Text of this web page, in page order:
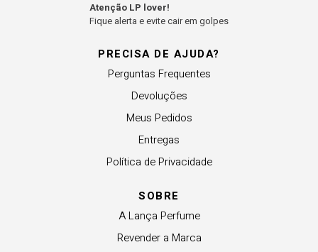
PRECISA DE AJUDA?
Perguntas Frequentes
Devoluções
Meus Pedidos
Entregas
Política de Privacidade
SOBRE
A Lança Perfume
Revender a Marca
Atenção LP lover!
Fique alerta e evite cair em golpes